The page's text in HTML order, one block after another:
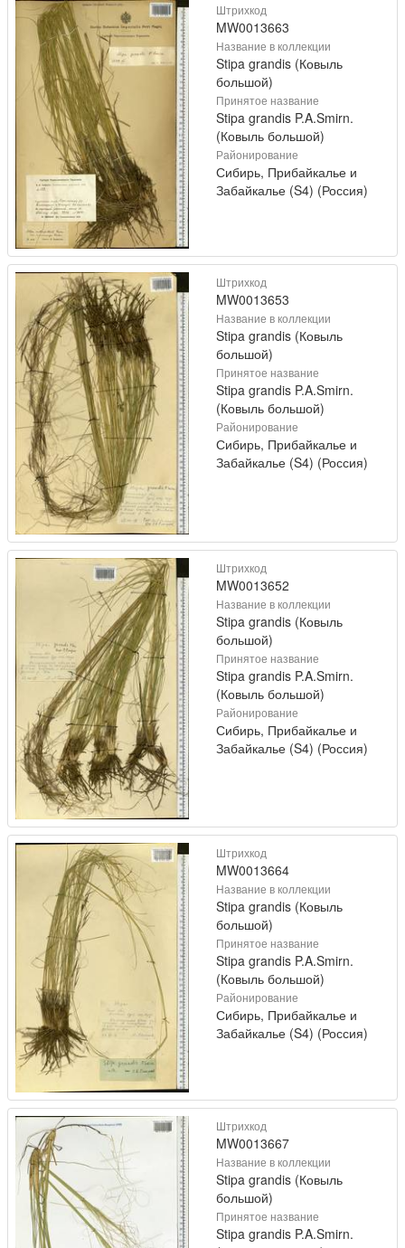
Штрихкод
MW0013663
Название в коллекции
Stipa grandis (Ковыль
большой)
Принятое название
Stipa grandis P.A.Smirn.
(Ковыль большой)
Районирование
Сибирь, Прибайкалье и
Забайкалье (S4) (Россия)
Штрихкод
MW0013653
Название в коллекции
Stipa grandis (Ковыль
большой)
Принятое название
Stipa grandis P.A.Smirn.
(Ковыль большой)
Районирование
Сибирь, Прибайкалье и
Забайкалье (S4) (Россия)
Штрихкод
MW0013652
Название в коллекции
Stipa grandis (Ковыль
большой)
Принятое название
Stipa grandis P.A.Smirn.
(Ковыль большой)
Районирование
Сибирь, Прибайкалье и
Забайкалье (S4) (Россия)
Штрихкод
MW0013664
Название в коллекции
Stipa grandis (Ковыль
большой)
Принятое название
Stipa grandis P.A.Smirn.
(Ковыль большой)
Районирование
Сибирь, Прибайкалье и
Забайкалье (S4) (Россия)
Штрихкод
MW0013667
Название в коллекции
Stipa grandis (Ковыль
большой)
Принятое название
Stipa grandis P.A.Smirn.